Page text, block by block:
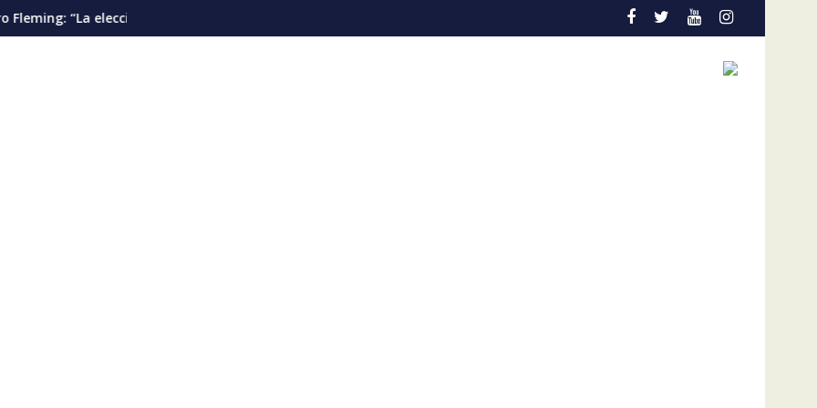
presidencial debería pautarse para diciembre de 2028”
Cáncer de pulmón en Venezuela: la detección temprana es la gran aliada para salvar vidas
Admisión de culpa